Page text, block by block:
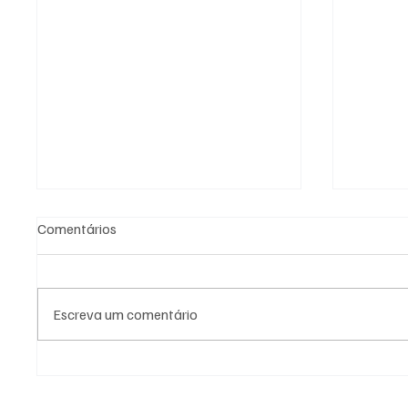
Comentários
Escreva um comentário